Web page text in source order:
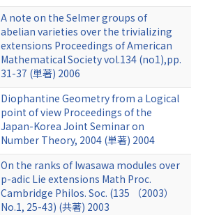
A note on the Selmer groups of
abelian varieties over the trivializing
extensions Proceedings of American
Mathematical Society vol.134 (no1),pp.
31-37 (単著) 2006
Diophantine Geometry from a Logical
point of view Proceedings of the
Japan-Korea Joint Seminar on
Number Theory, 2004 (単著) 2004
On the ranks of Iwasawa modules over
p-adic Lie extensions Math Proc.
Cambridge Philos. Soc. (135 （2003）
No.1, 25-43) (共著) 2003